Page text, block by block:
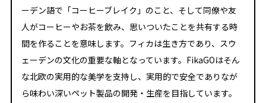
ーデン語で「コーヒーブレイク」のこと、そして同僚や友
人がコーヒーやお茶を飲み、思いついたことを共有する時
間を作ることを意味します。フィカは生き方であり、スウ
ェーデンの文化の重要な軸となっています。FikaGOはそん
な北欧の実用的な美学を支持し、実用的で安全でありなが
ら味わい深いペット製品の開発・生産を目指しています。